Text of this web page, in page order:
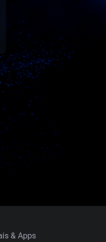
& Apps